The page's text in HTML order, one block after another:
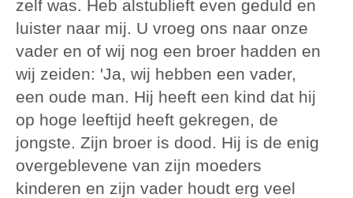
zelf was. Heb alstublieft even geduld en
luister naar mij. U vroeg ons naar onze
vader en of wij nog een broer hadden en
wij zeiden: 'Ja, wij hebben een vader,
een oude man. Hij heeft een kind dat hij
op hoge leeftijd heeft gekregen, de
jongste. Zijn broer is dood. Hij is de enig
overgeblevene van zijn moeders
kinderen en zijn vader houdt erg veel